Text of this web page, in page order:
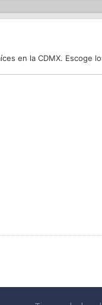
en la CDMX. Escoge